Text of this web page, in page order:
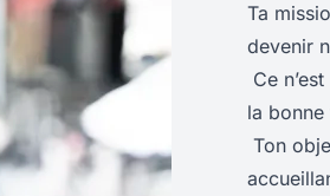
Ta
devenir
Ce
la bonne
Ton